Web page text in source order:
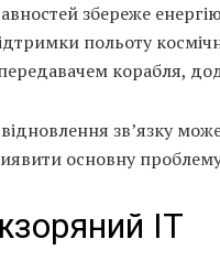
збереже
польоту
корабля,
зв’язку
основну
ІТ